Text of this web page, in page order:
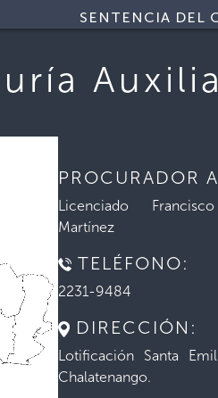
SENTENCIA DEL
PROCURADOR
Licenciado
Martínez
TELÉFONO:
2231-9484
DIRECCIÓN:
Lotificación Santa
Chalatenango.